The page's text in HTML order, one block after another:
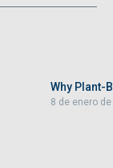
Why Plant-
8 de enero